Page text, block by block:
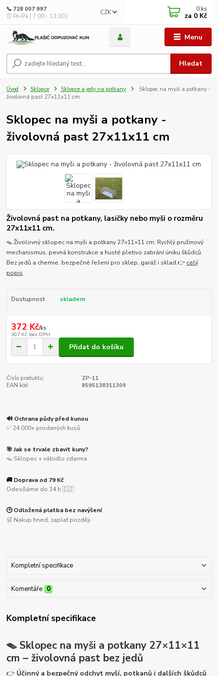
Menu
CZK
Hledat
📞 728 007 997
⏰ Po-Pá | 7:00 - 13:30 |
0 ks
za 0 Kč
Úvod Sklopce Sklopce a jedy na potkany
Sklopec na myši a potkany -
živolovná past 27x11x11 cm
Sklopec na myši a potkany -
živolovná past 27x11x11 cm
Živolovná past na potkany, lasičky nebo myši o rozměru
27x11x11 cm.
🪤 Živolovný sklopec na myši a potkany 27×11×11 cm. Rychlý pružinový
mechanismus, pevná konstrukce a husté pletivo zabrání úniku škůdců.
Bez jedů a chemie, bezpečné řešení pro sklep, garáž i sklad.👉 celý
popis
Dostupnost skladem
372 Kč/ks
307 Kč bez DPH
Přidat do košíku
Číslo produktu:
ZP-11
EAN kód:
8595138311309
🔊 Ochrana půdy před kunou
✅ 24 000+ prodaných kusů
🎯 Jak se trvale zbavit kuny?
🪤 Sklopec + vábidlo zdarma
🚚 Doprava od 79 Kč
Odesíláme do 24 h 🇨🇿
🕒 Odložená platba bez navýšení
🛒 Nakup hned, zaplať později
Kompletní specifikace
Komentáře 0
Kompletní specifikace
🪤 Sklopec na myši a potkany 27×11×11
cm – živolovná past bez jedů
👉 Účinný a bezpečný odchyt myší, potkanů i dalších škůdců